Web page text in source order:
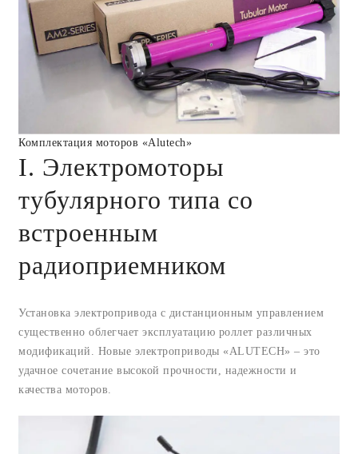
Комплектация моторов «Alutech»
I. Электромоторы
тубулярного типа со
встроенным
радиоприемником
Установка электропривода с дистанционным управлением
существенно облегчает эксплуатацию роллет различных
модификаций. Новые электроприводы «ALUTECH» – это
удачное сочетание высокой прочности, надежности и
качества моторов.